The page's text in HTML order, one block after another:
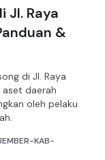
Jl. Raya
&
di Jl. Raya
daerah
oleh pelaku
KAB-